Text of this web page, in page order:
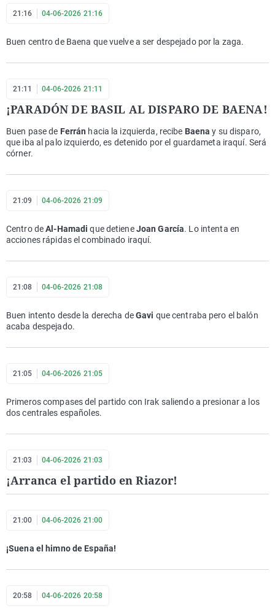
21:16 04-06-2026 21:16
Buen centro de Baena que vuelve a ser despejado por la zaga.
21:11 04-06-2026 21:11
¡PARADÓN DE BASIL AL DISPARO DE BAENA!
Buen pase de Ferrán hacia la izquierda, recibe Baenay su disparo,
que iba al palo izquierdo, es detenido por el guardameta iraquí. Será
córner.
21:09 04-06-2026 21:09
Centro deAl-Hamadi que detieneJoan García. Lo intenta en
acciones rápidas el combinado iraquí.
21:08 04-06-2026 21:08
Buen intento desde la derecha deGavi que centraba pero el balón
acaba despejado.
21:05 04-06-2026 21:05
Primeros compases del partido con Irak saliendo a presionar a los
dos centrales españoles.
21:03 04-06-2026 21:03
¡Arranca el partido en Riazor!
21:00 04-06-2026 21:00
¡Suena el himno de España!
20:58 04-06-2026 20:58